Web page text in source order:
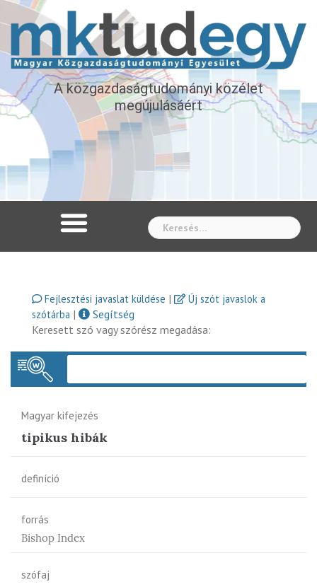
A közgazdaságtudományi közélet
megújulásáért
Fejlesztési javaslat küldése |
Új szót javaslok a
szótárba |
Segítség
Keresett szó vagy szórész megadása:
Magyar kifejezés
tipikus hibák
definíció
forrás
Bishop Index
szófaj